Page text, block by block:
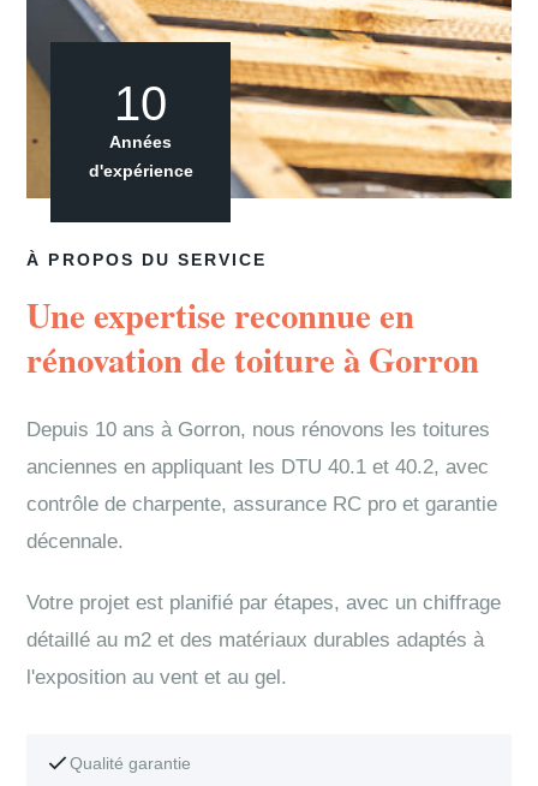
À PROPOS DU SERVICE
Une expertise reconnue en
rénovation de toiture à Gorron
Depuis 10 ans à Gorron, nous rénovons les toitures
anciennes en appliquant les DTU 40.1 et 40.2, avec
contrôle de charpente, assurance RC pro et garantie
décennale.
Votre projet est planifié par étapes, avec un chiffrage
détaillé au m2 et des matériaux durables adaptés à
l'exposition au vent et au gel.
Qualité garantie
10
Années
d'expérience